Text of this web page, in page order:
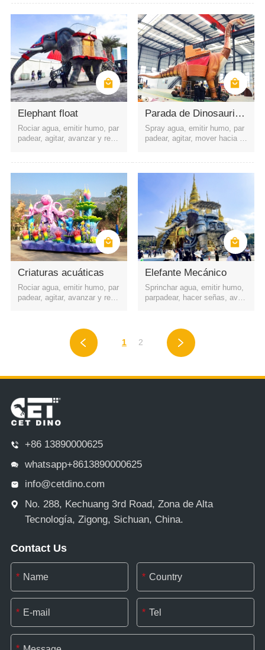
Elephant float
Rociar agua, emitir humo, par
padear, agitar, avanzar y retro
Parada de Dinosaurios de Lufeng, Yunnan
Spray agua, emitir humo, par
padear, agitar, mover hacia a
Criaturas acuáticas
Rociar agua, emitir humo, par
padear, agitar, avanzar y retro
Elefante Mecánico
Sprinchar agua, emitir humo,
parpadear, hacer señas, avan
1 2
+86 13890000625
whatsapp+8613890000625
info@cetdino.com
No. 288, Kechuang 3rd Road, Zona de Alta
Tecnología, Zigong, Sichuan, China.
Contact Us
* *
* *